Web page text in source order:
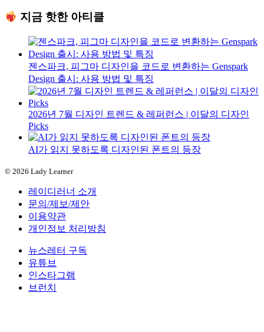
지금 핫한 아티클
젠스파크, 피그마 디자인을 코드로 변환하는 Genspark
Design 출시: 사용 방법 및 특징
2026년 7월 디자인 트렌드 & 레퍼런스 | 이달의 디자인
Picks
AI가 읽지 못하도록 디자인된 폰트의 등장
© 2026 Lady Learner
레이디러너 소개
문의/제보/제안
이용약관
개인정보 처리방침
뉴스레터 구독
유튜브
인스타그램
브런치